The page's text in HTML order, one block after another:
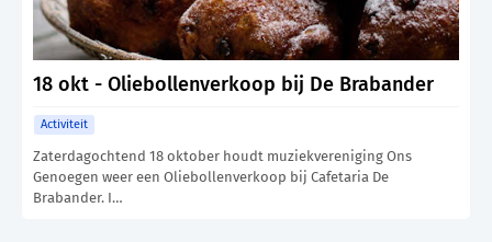
18 okt - Oliebollenverkoop bij De Brabander
Activiteit
Zaterdagochtend 18 oktober houdt muziekvereniging Ons
Genoegen weer een Oliebollenverkoop bij Cafetaria De
Brabander. I…